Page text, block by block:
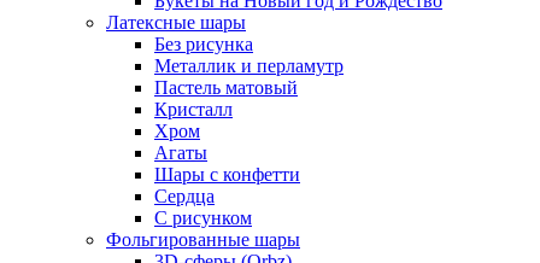
Латексные шары
Без рисунка
Металлик и перламутр
Пастель матовый
Кристалл
Хром
Агаты
Шары с конфетти
Сердца
С рисунком
Фольгированные шары